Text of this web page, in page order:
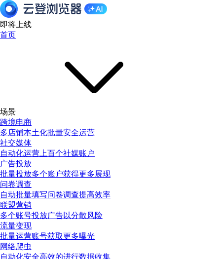
即将上线
首页
场景
跨境电商
多店铺本土化批量安全运营
社交媒体
自动化运营上百个社媒账户
广告投放
批量投放多个账户获得更多展现
问卷调查
自动批量填写问卷调查提高效率
联盟营销
多个账号投放广告以分散风险
流量变现
批量运营账号获取更多曝光
网络爬虫
自动化安全高效的进行数据收集